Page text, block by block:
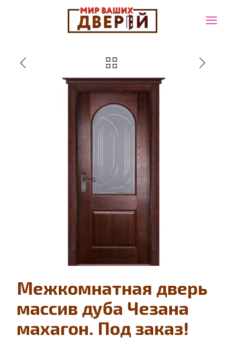
Межкомнатная дверь
массив дуба Чезана
махагон. Под заказ!